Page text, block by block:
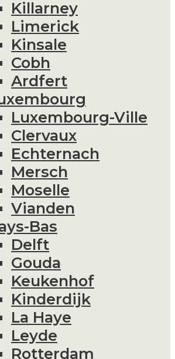
Killarney
Limerick
Kinsale
Cobh
Ardfert
Luxembourg-Ville
Clervaux
Echternach
Mersch
Moselle
Vianden
Bas
Delft
Gouda
Keukenhof
Kinderdijk
La Haye
Leyde
Rotterdam